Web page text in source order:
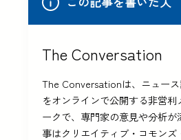
The Conversation
The Conversationは、ニュー
をオンラインで公開する非営利
ークで、専門家の意見や分析
事はクリエイティブ・コモンズ